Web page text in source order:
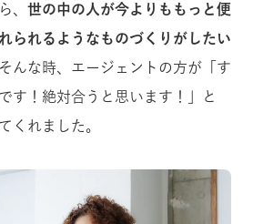
、 世の中の人が今よりももっと便
られるようなものづくりがしたい
んな時、エージェントの方が「す
す！絶対合うと思います！」と
くれました。